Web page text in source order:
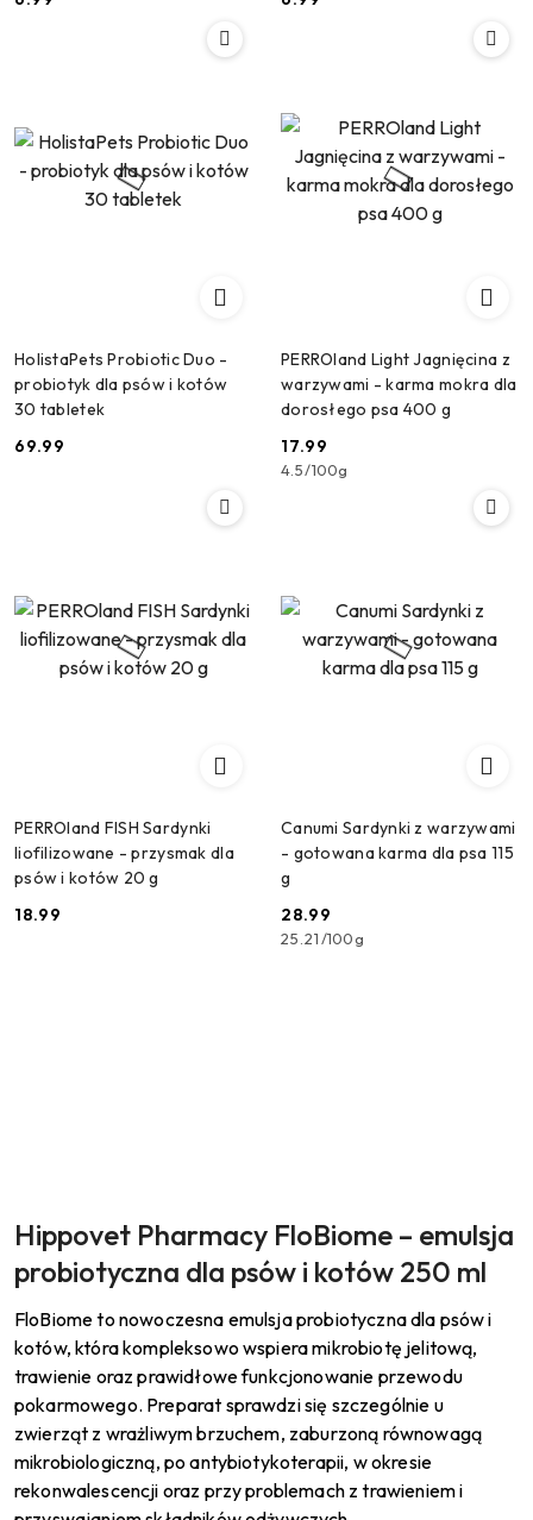
Cena: Cena:
HolistaPets Probiotic Duo -
probiotyk dla psów i kotów
30 tabletek
Cena:
69.99
PERROland Light Jagnięcina z
warzywami - karma mokra dla
dorosłego psa 400 g
Cena:
17.99
4.5/100g
PERROland FISH Sardynki
liofilizowane - przysmak dla
psów i kotów 20 g
Cena:
18.99
Canumi Sardynki z warzywami
- gotowana karma dla psa 115
g
Cena:
28.99
25.21/100g
Hippovet Pharmacy FloBiome – emulsja
probiotyczna dla psów i kotów 250 ml
FloBiome to nowoczesna emulsja probiotyczna dla psów i
kotów, która kompleksowo wspiera mikrobiotę jelitową,
trawienie oraz prawidłowe funkcjonowanie przewodu
pokarmowego. Preparat sprawdzi się szczególnie u
zwierząt z wrażliwym brzuchem, zaburzoną równowagą
mikrobiologiczną, po antybiotykoterapii, w okresie
rekonwalescencji oraz przy problemach z trawieniem i